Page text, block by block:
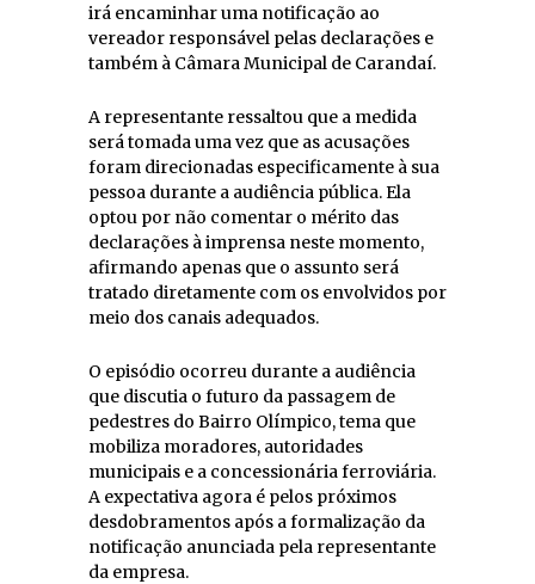
irá encaminhar uma notificação ao
vereador responsável pelas declarações e
também à Câmara Municipal de Carandaí.
A representante ressaltou que a medida
será tomada uma vez que as acusações
foram direcionadas especificamente à sua
pessoa durante a audiência pública. Ela
optou por não comentar o mérito das
declarações à imprensa neste momento,
afirmando apenas que o assunto será
tratado diretamente com os envolvidos por
meio dos canais adequados.
O episódio ocorreu durante a audiência
que discutia o futuro da passagem de
pedestres do Bairro Olímpico, tema que
mobiliza moradores, autoridades
municipais e a concessionária ferroviária.
A expectativa agora é pelos próximos
desdobramentos após a formalização da
notificação anunciada pela representante
da empresa.